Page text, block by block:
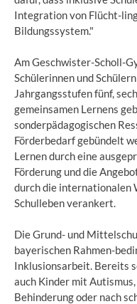
Integration von Flücht-
Bildungssystem."
Am Geschwister-Scholl-
Schülerinnen und
Jahrgangsstufen fünf,
gemeinsamen Lernens
sonderpädagogischen
Förderbedarf gebündelt
Lernen durch eine
Förderung und die
durch die internationalen
Schulleben verankert.
Die Grund- und
bayerischen Rahmen-
Inklusionsarbeit. Bereits
auch Kinder mit
Behinderung oder nach